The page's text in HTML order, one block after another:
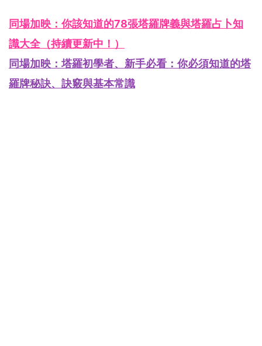
同場加映：你該知道的78張塔羅牌義與塔羅占卜知
識大全（持續更新中！）
同場加映：塔羅初學者、新手必看：你必須知道的塔
羅牌秘訣、訣竅與基本常識